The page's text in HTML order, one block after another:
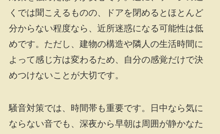
くでは聞こえるものの、ドアを閉めるとほとんど
分からない程度なら、近所迷惑になる可能性は低
めです。ただし、建物の構造や隣人の生活時間に
よって感じ方は変わるため、自分の感覚だけで決
めつけないことが大切です。
騒音対策では、時間帯も重要です。日中なら気に
ならない音でも、深夜から早朝は周囲が静かなた